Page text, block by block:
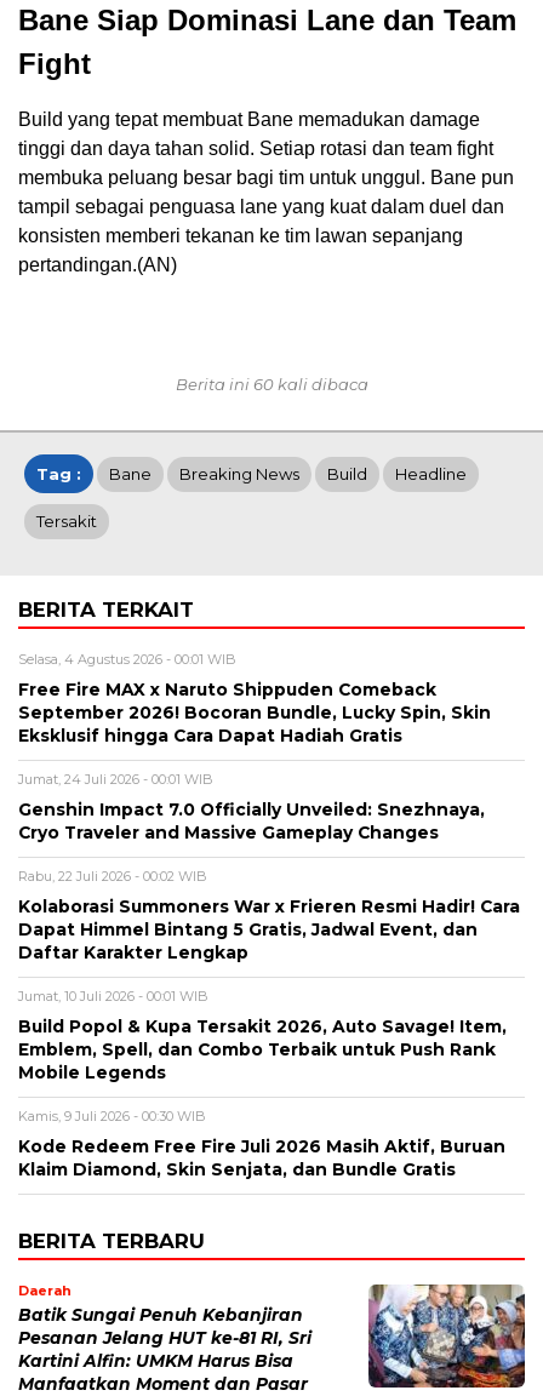
Bane Siap Dominasi Lane dan Team
Fight
Build yang tepat membuat Bane memadukan damage
tinggi dan daya tahan solid. Setiap rotasi dan team fight
membuka peluang besar bagi tim untuk unggul. Bane pun
tampil sebagai penguasa lane yang kuat dalam duel dan
konsisten memberi tekanan ke tim lawan sepanjang
pertandingan.(AN)
Berita ini 60 kali dibaca
Tag : Bane Breaking News Build Headline
Tersakit
BERITA TERKAIT
Selasa, 4 Agustus 2026 - 00:01 WIB
Free Fire MAX x Naruto Shippuden Comeback
September 2026! Bocoran Bundle, Lucky Spin, Skin
Eksklusif hingga Cara Dapat Hadiah Gratis
Jumat, 24 Juli 2026 - 00:01 WIB
Genshin Impact 7.0 Officially Unveiled: Snezhnaya,
Cryo Traveler and Massive Gameplay Changes
Rabu, 22 Juli 2026 - 00:02 WIB
Kolaborasi Summoners War x Frieren Resmi Hadir! Cara
Dapat Himmel Bintang 5 Gratis, Jadwal Event, dan
Daftar Karakter Lengkap
Jumat, 10 Juli 2026 - 00:01 WIB
Build Popol & Kupa Tersakit 2026, Auto Savage! Item,
Emblem, Spell, dan Combo Terbaik untuk Push Rank
Mobile Legends
Kamis, 9 Juli 2026 - 00:30 WIB
Kode Redeem Free Fire Juli 2026 Masih Aktif, Buruan
Klaim Diamond, Skin Senjata, dan Bundle Gratis
BERITA TERBARU
Daerah
Batik Sungai Penuh Kebanjiran
Pesanan Jelang HUT ke-81 RI, Sri
Kartini Alfin: UMKM Harus Bisa
Manfaatkan Moment dan Pasar